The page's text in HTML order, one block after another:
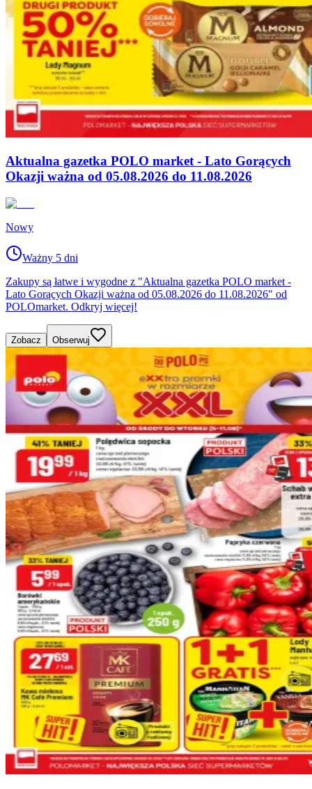
Aktualna gazetka POLO market - Lato Gorących
Okazji ważna od 05.08.2026 do 11.08.2026
Nowy
Ważny 5 dni
Zakupy są łatwe i wygodne z "Aktualna gazetka POLO market -
Lato Gorących Okazji ważna od 05.08.2026 do 11.08.2026" od
POLOmarket. Odkryj więcej!
Zobacz Obserwuj